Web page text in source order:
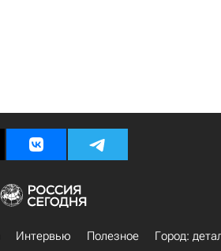
Интервью Полезное
Город: